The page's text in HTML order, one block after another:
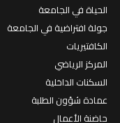
الحياة في الجامعة
جولة افتراضية في الجامعة
الكافتيريات
المركز الرياضي
السكنات الداخلية
عمادة شؤون الطلبة
حاضنة الأعمال